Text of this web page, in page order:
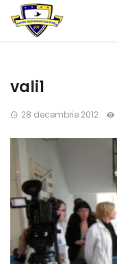
vali1
28 decembrie 2012